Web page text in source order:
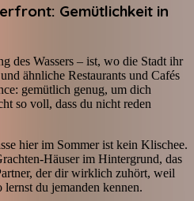
Gemütlichkeit in
des Wassers – ist, wo die Stadt ihr
und ähnliche Restaurants und Cafés
gemütlich genug, um dich
so voll, dass du nicht reden
hier im Sommer ist kein Klischee.
Häuser im Hintergrund, das
der dir wirklich zuhört, weil
du jemanden kennen.